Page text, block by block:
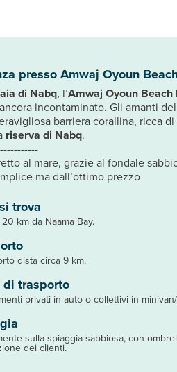
trova
km da Naama Bay.
dista circa 9 km.
di trasporto
privati in auto o collettivi in
sulla spiaggia sabbiosa, con
dei clienti.
presso Amwaj Oyoun
di Nabq, l’Amwaj Oyoun Beach
incontaminato. Gli amanti
barriera corallina, ricca
riserva di Nabq.
al mare, grazie al fondale
ma dall’ottimo prezzo